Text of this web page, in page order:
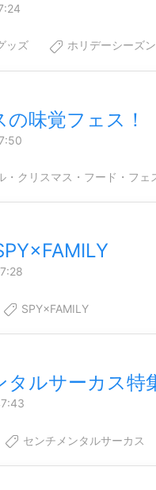
ッズ ホリデーシーズン
味覚フェス！
・クリスマス・フード・フェ
SPY×FAMILY
タルサーカス特
センチメンタルサーカス